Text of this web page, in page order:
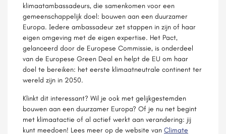
klimaatambassadeurs, die samenkomen voor een
gemeenschappelijk doel: bouwen aan een duurzamer
Europa. Iedere ambassadeur zet stappen in zijn of haar
eigen omgeving met de eigen expertise. Het Pact,
gelanceerd door de Europese Commissie, is onderdeel
van de Europese Green Deal en helpt de EU om haar
doel te bereiken: het eerste klimaatneutrale continent ter
wereld zijn in 2050.
Klinkt dit interessant? Wil je ook met gelijkgestemden
bouwen aan een duurzamer Europa? Of je nu net begint
met klimaatactie of al actief werkt aan verandering: jij
kunt meedoen! Lees meer op de website van Climate